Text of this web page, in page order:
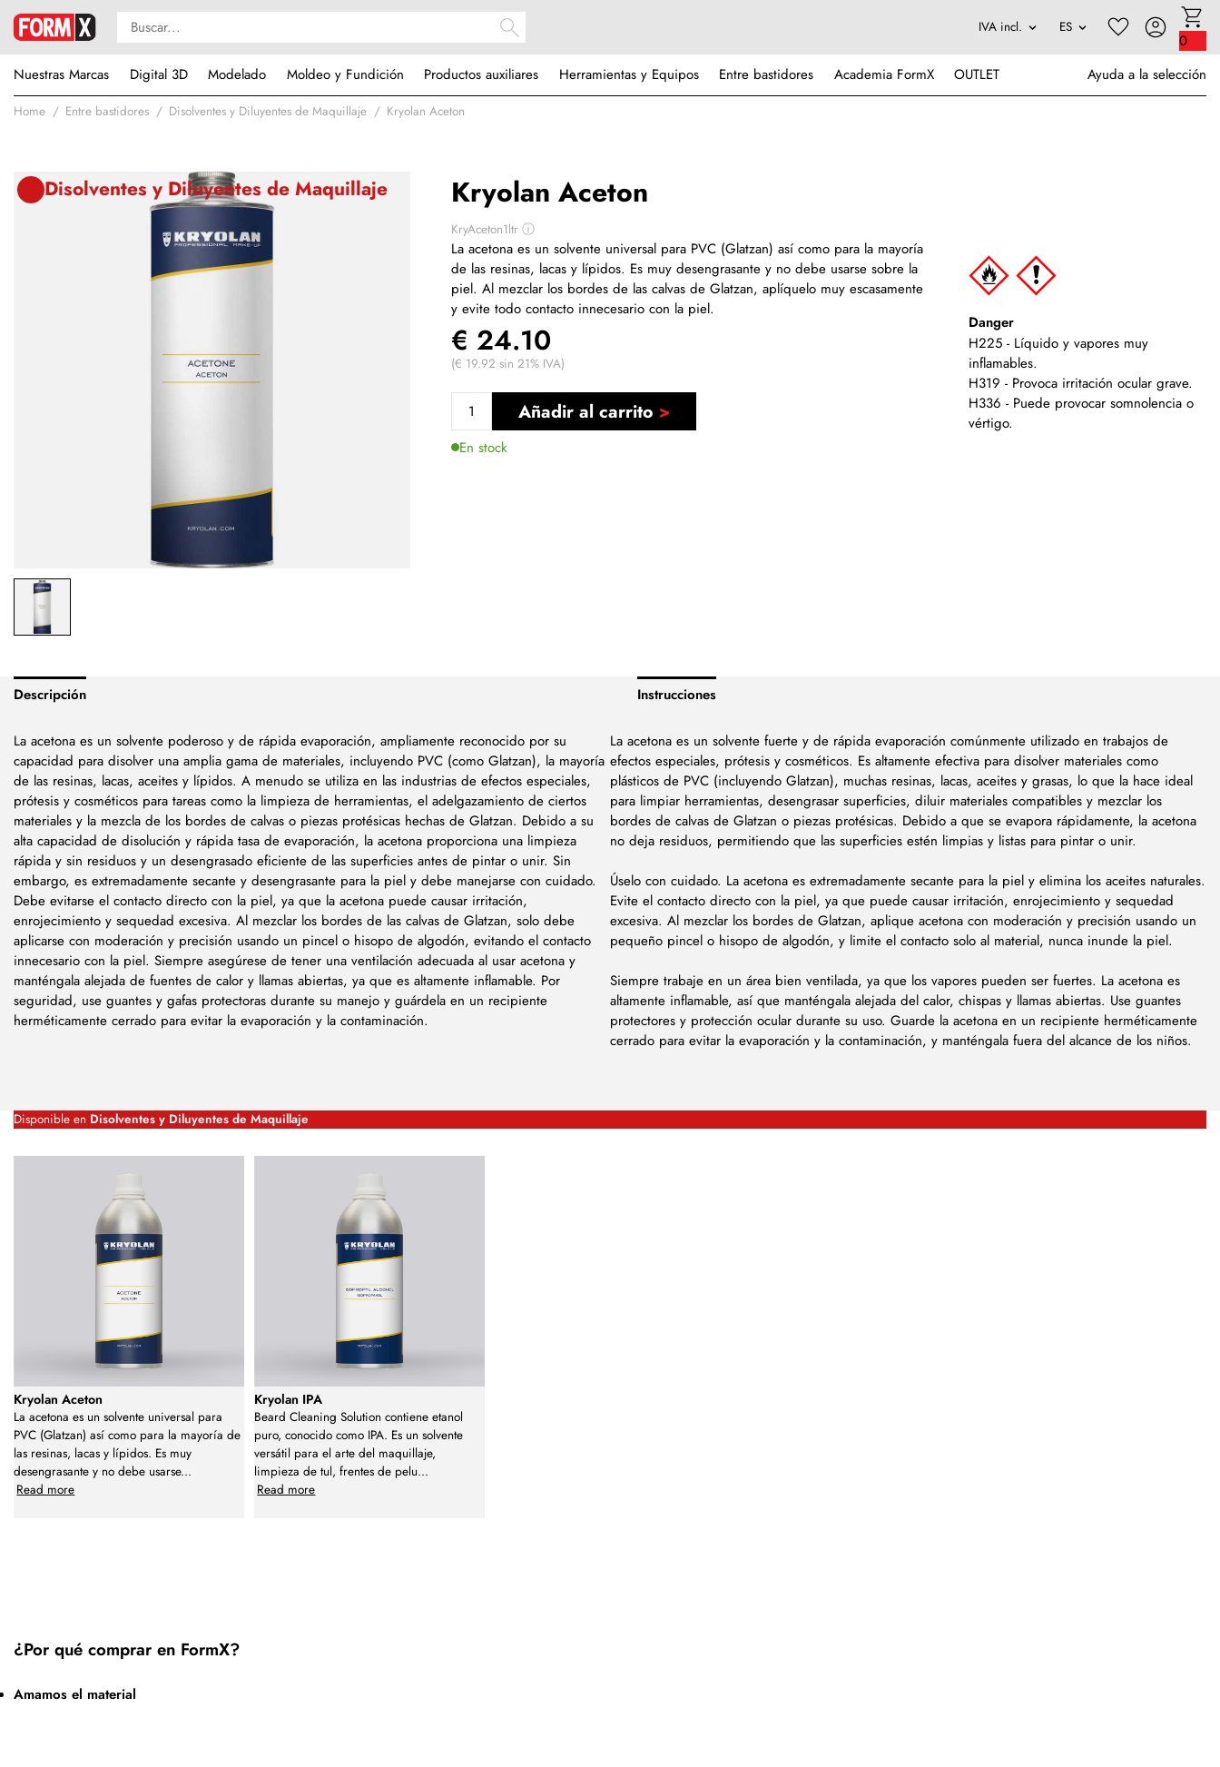
0
Nuestras Marcas
Digital 3D Modelado Moldeo y Fundición Productos auxiliares Herramientas y Equipos Entre bastidores Academia FormX OUTLET Ayuda a la selección
Home Entre bastidores Disolventes y Diluyentes de Maquillaje Kryolan Aceton
Kryolan Aceton
KryAceton1ltrⓘ
Disolventes y Diluyentes de Maquillaje
La acetona es un solvente universal para PVC (Glatzan) así como para la mayoría
de las resinas, lacas y lípidos. Es muy desengrasante y no debe usarse sobre la
piel. Al mezclar los bordes de las calvas de Glatzan, aplíquelo muy escasamente
y evite todo contacto innecesario con la piel.
Danger
H225 - Líquido y vapores muy
inflamables.
H319 - Provoca irritación ocular grave.
H336 - Puede provocar somnolencia o
vértigo.
€ 24.10
(€ 19.92 sin 21% IVA)
Añadir al carrito
En stock
Descripción Instrucciones
La acetona es un solvente poderoso y de rápida evaporación, ampliamente reconocido por su
capacidad para disolver una amplia gama de materiales, incluyendo PVC (como Glatzan), la mayoría
de las resinas, lacas, aceites y lípidos. A menudo se utiliza en las industrias de efectos especiales,
prótesis y cosméticos para tareas como la limpieza de herramientas, el adelgazamiento de ciertos
materiales y la mezcla de los bordes de calvas o piezas protésicas hechas de Glatzan. Debido a su
alta capacidad de disolución y rápida tasa de evaporación, la acetona proporciona una limpieza
rápida y sin residuos y un desengrasado eficiente de las superficies antes de pintar o unir. Sin
embargo, es extremadamente secante y desengrasante para la piel y debe manejarse con cuidado.
Debe evitarse el contacto directo con la piel, ya que la acetona puede causar irritación,
enrojecimiento y sequedad excesiva. Al mezclar los bordes de las calvas de Glatzan, solo debe
aplicarse con moderación y precisión usando un pincel o hisopo de algodón, evitando el contacto
innecesario con la piel. Siempre asegúrese de tener una ventilación adecuada al usar acetona y
manténgala alejada de fuentes de calor y llamas abiertas, ya que es altamente inflamable. Por
seguridad, use guantes y gafas protectoras durante su manejo y guárdela en un recipiente
herméticamente cerrado para evitar la evaporación y la contaminación.
La acetona es un solvente fuerte y de rápida evaporación comúnmente utilizado en trabajos de
efectos especiales, prótesis y cosméticos. Es altamente efectiva para disolver materiales como
plásticos de PVC (incluyendo Glatzan), muchas resinas, lacas, aceites y grasas, lo que la hace ideal
para limpiar herramientas, desengrasar superficies, diluir materiales compatibles y mezclar los
bordes de calvas de Glatzan o piezas protésicas. Debido a que se evapora rápidamente, la acetona
no deja residuos, permitiendo que las superficies estén limpias y listas para pintar o unir.
Úselo con cuidado. La acetona es extremadamente secante para la piel y elimina los aceites naturales.
Evite el contacto directo con la piel, ya que puede causar irritación, enrojecimiento y sequedad
excesiva. Al mezclar los bordes de Glatzan, aplique acetona con moderación y precisión usando un
pequeño pincel o hisopo de algodón, y limite el contacto solo al material, nunca inunde la piel.
Siempre trabaje en un área bien ventilada, ya que los vapores pueden ser fuertes. La acetona es
altamente inflamable, así que manténgala alejada del calor, chispas y llamas abiertas. Use guantes
protectores y protección ocular durante su uso. Guarde la acetona en un recipiente herméticamente
cerrado para evitar la evaporación y la contaminación, y manténgala fuera del alcance de los niños.
Disponible en Disolventes y Diluyentes de Maquillaje
Kryolan Aceton
La acetona es un solvente universal para
PVC (Glatzan) así como para la mayoría de
las resinas, lacas y lípidos. Es muy
desengrasante y no debe usarse...
Read more
Kryolan IPA
Beard Cleaning Solution contiene etanol
puro, conocido como IPA. Es un solvente
versátil para el arte del maquillaje,
limpieza de tul, frentes de pelu...
Read more
¿Por qué comprar en FormX?
Amamos el material